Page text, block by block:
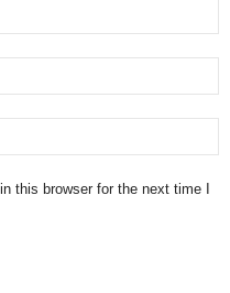
this browser for the next time I